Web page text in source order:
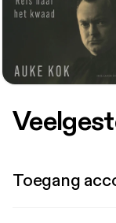
Toegang